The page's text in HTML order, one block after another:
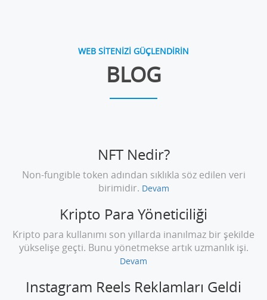
WEB SİTENİZİ GÜÇLENDİRİN
BLOG
NFT Nedir?
Non-fungible token adından sıklıkla söz edilen veri
birimidir. Devam
Kripto Para Yöneticiliği
Kripto para kullanımı son yıllarda inanılmaz bir şekilde
yükselişe geçti. Bunu yönetmekse artık uzmanlık işi.
Devam
Instagram Reels Reklamları Geldi